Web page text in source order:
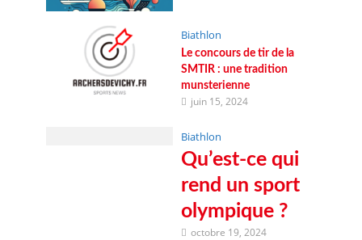
Biathlon
Le concours de tir de la
SMTIR : une tradition
munsterienne
juin 15, 2024
Biathlon
Qu’est-ce qui
rend un sport
olympique ?
octobre 19, 2024